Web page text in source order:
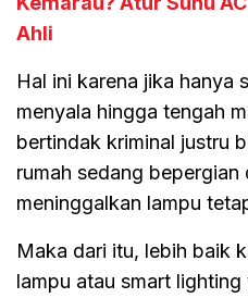
Ahli
Hal ini karena jika hanya
menyala hingga tengah
bertindak kriminal justru
rumah sedang bepergian
meninggalkan lampu
Maka dari itu, lebih baik
lampu atau smart